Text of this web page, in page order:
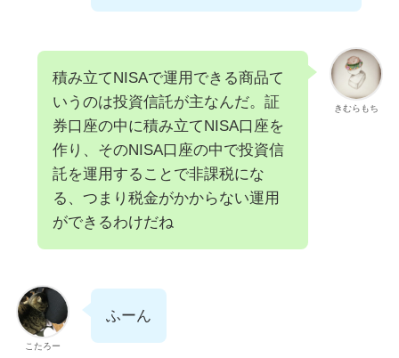
きむらもち
積み立てNISAで運用できる商品て
いうのは投資信託が主なんだ。証
券口座の中に積み立てNISA口座を
作り、そのNISA口座の中で投資信
託を運用することで非課税にな
る、つまり税金がかからない運用
ができるわけだね
こたろー
ふーん